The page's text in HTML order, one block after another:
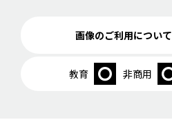
画像のご利用について
教育 非商用